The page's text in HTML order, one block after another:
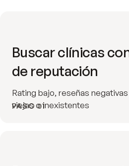
PASO 01
Buscar clínicas
de reputación
Rating bajo, reseñas
viejas o inexistentes